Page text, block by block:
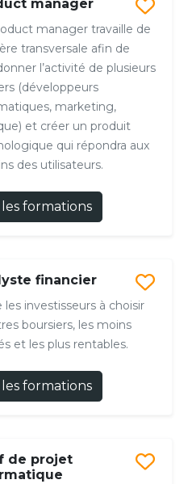
manager
manager travaille de
transversale afin de
l’activité de plusieurs
(développeurs
marketing,
et créer un produit
qui répondra aux
des utilisateurs.
formations
financier
les investisseurs à choisir
boursiers, les moins
et les plus rentables.
formations
de projet